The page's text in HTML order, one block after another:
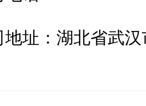
地址：湖北省武